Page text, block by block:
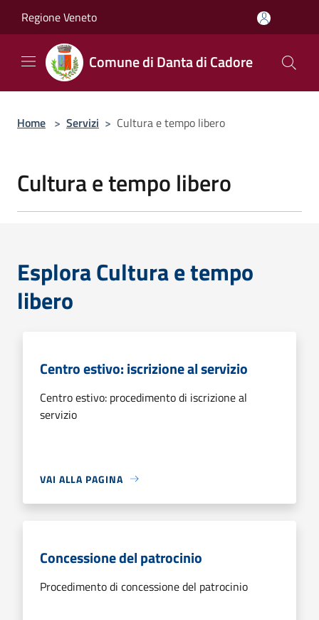
Regione Veneto
Comune di Danta di Cadore
Home > Servizi > Cultura e tempo libero
Cultura e tempo libero
Esplora Cultura e tempo
libero
Centro estivo: iscrizione al servizio
Centro estivo: procedimento di iscrizione al
servizio
VAI ALLA PAGINA
Concessione del patrocinio
Procedimento di concessione del patrocinio